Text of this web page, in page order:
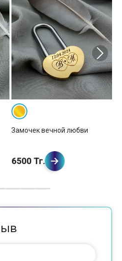
Замочек вечной любви
6500 Тг.